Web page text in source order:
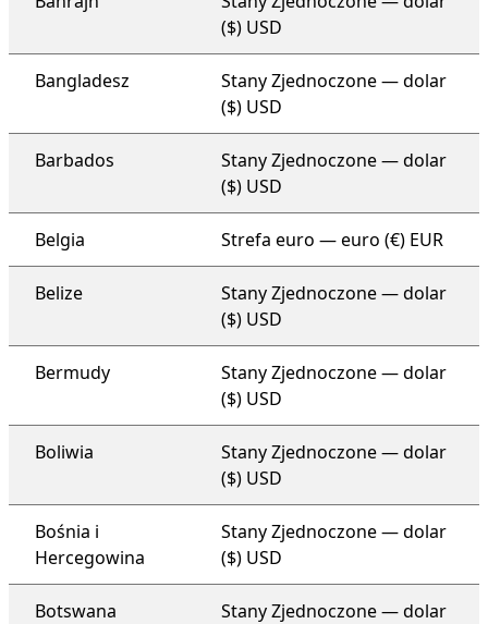
($) USD
Bangladesz
Stany Zjednoczone — dolar
($) USD
Barbados
Stany Zjednoczone — dolar
($) USD
Belgia Strefa euro — euro (€) EUR
Belize
Stany Zjednoczone — dolar
($) USD
Bermudy
Stany Zjednoczone — dolar
($) USD
Boliwia
Stany Zjednoczone — dolar
($) USD
Bośnia i
Hercegowina
Stany Zjednoczone — dolar
($) USD
Botswana
Stany Zjednoczone — dolar